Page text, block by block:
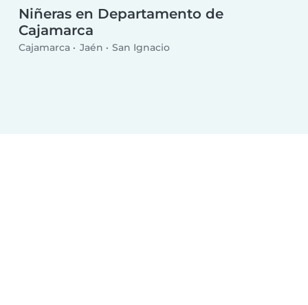
Niñeras en Departamento de
Cajamarca
Cajamarca Jaén San Ignacio